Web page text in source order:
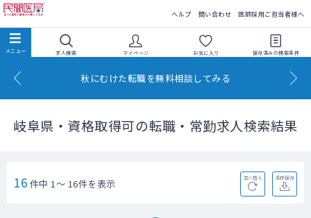
ヘルプ 問い合わせ 医師採用ご担当者様へ
求人検索 マイページ お気に入り 保存済みの検索条件
秋にむけた転職を無料相談してみる
岐阜県・資格取得可の転職・常勤求人検索結果
16 件中 1～ 16件を表示 並べ替え 条件保存